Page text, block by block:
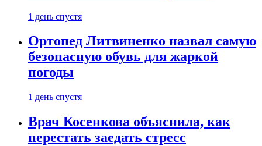
1 день спустя
Ортопед Литвиненко назвал самую
безопасную обувь для жаркой
погоды
1 день спустя
Врач Косенкова объяснила, как
перестать заедать стресс